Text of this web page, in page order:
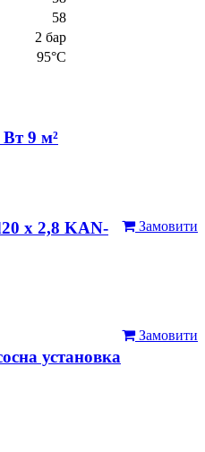
58
2 бар
95°С
9 м²
Замовити
х 2,8 KAN-
Замовити
установка